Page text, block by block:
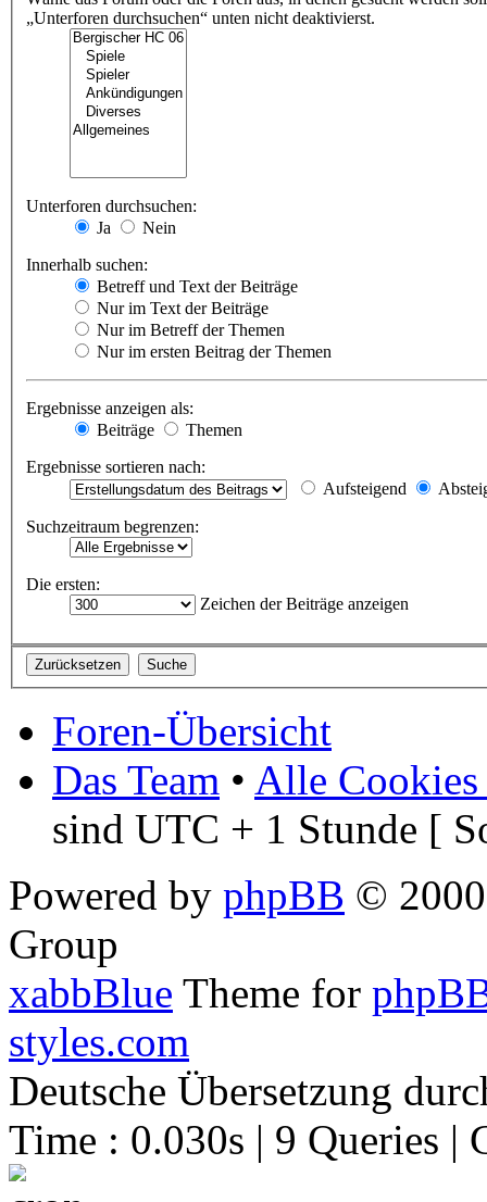
„Unterforen durchsuchen“ unten nicht deaktivierst.
Unterforen durchsuchen:
Ja
Nein
Innerhalb suchen:
Betreff und Text der Beiträge
Nur im Text der Beiträge
Nur im Betreff der Themen
Nur im ersten Beitrag der Themen
Ergebnisse anzeigen als:
Beiträge
Themen
Ergebnisse sortieren nach:
Aufsteigend
Suchzeitraum begrenzen:
Die ersten:
Zeichen der Beiträge anzeigen
Foren-Übersicht
Das Team • Alle Cookies
sind UTC + 1 Stunde [
Powered by phpBB ©
Group
xabbBlue Theme for
styles.com
Deutsche Übersetzung
Time : 0.030s | 9 Queries |